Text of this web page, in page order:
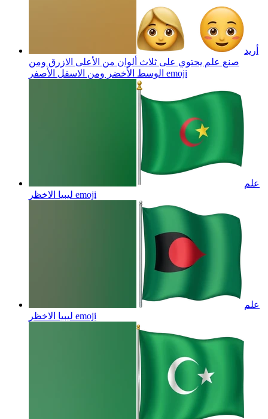
أريد
صنع علم يحتوي على ثلاث ألوان من الأعلى الازرق ومن
emoji
علم
ليبيا الاخظر emoji
علم
ليبيا الاخظر emoji